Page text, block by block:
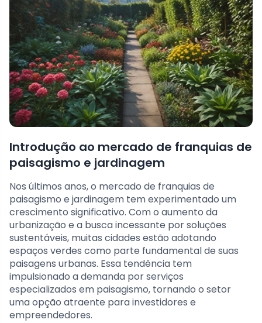
Introdução ao mercado de franquias de
paisagismo e jardinagem
Nos últimos anos, o mercado de franquias de
paisagismo e jardinagem tem experimentado um
crescimento significativo. Com o aumento da
urbanização e a busca incessante por soluções
sustentáveis, muitas cidades estão adotando
espaços verdes como parte fundamental de suas
paisagens urbanas. Essa tendência tem
impulsionado a demanda por serviços
especializados em paisagismo, tornando o setor
uma opção atraente para investidores e
empreendedores.